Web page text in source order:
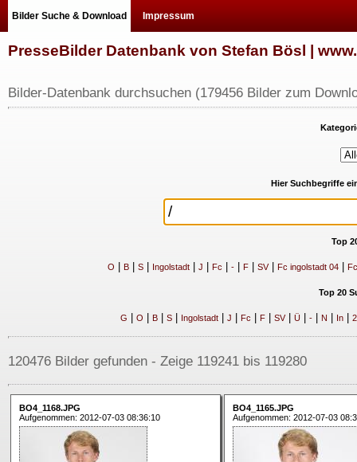
Bilder Suche & Download Impressum
PresseBilder Datenbank von Stefan Bösl |
Bilder-Datenbank durchsuchen (179456 Bilder zum
Hier Suchbegriffe
Top
O B| S| Ingolstadt| J Fc -| F| SV| Fc ingolstadt 04|
Top 20
G O B| S| Ingolstadt| J Fc F| SV| Ü| -| N In| 2
120476 Bilder gefunden - Zeige 119241 bis 119280
BO4_1168.JPG
Aufgenommen: 2012-07-03 08:36:10
BO4_1165.JPG
Aufgenommen: 2012-07-03